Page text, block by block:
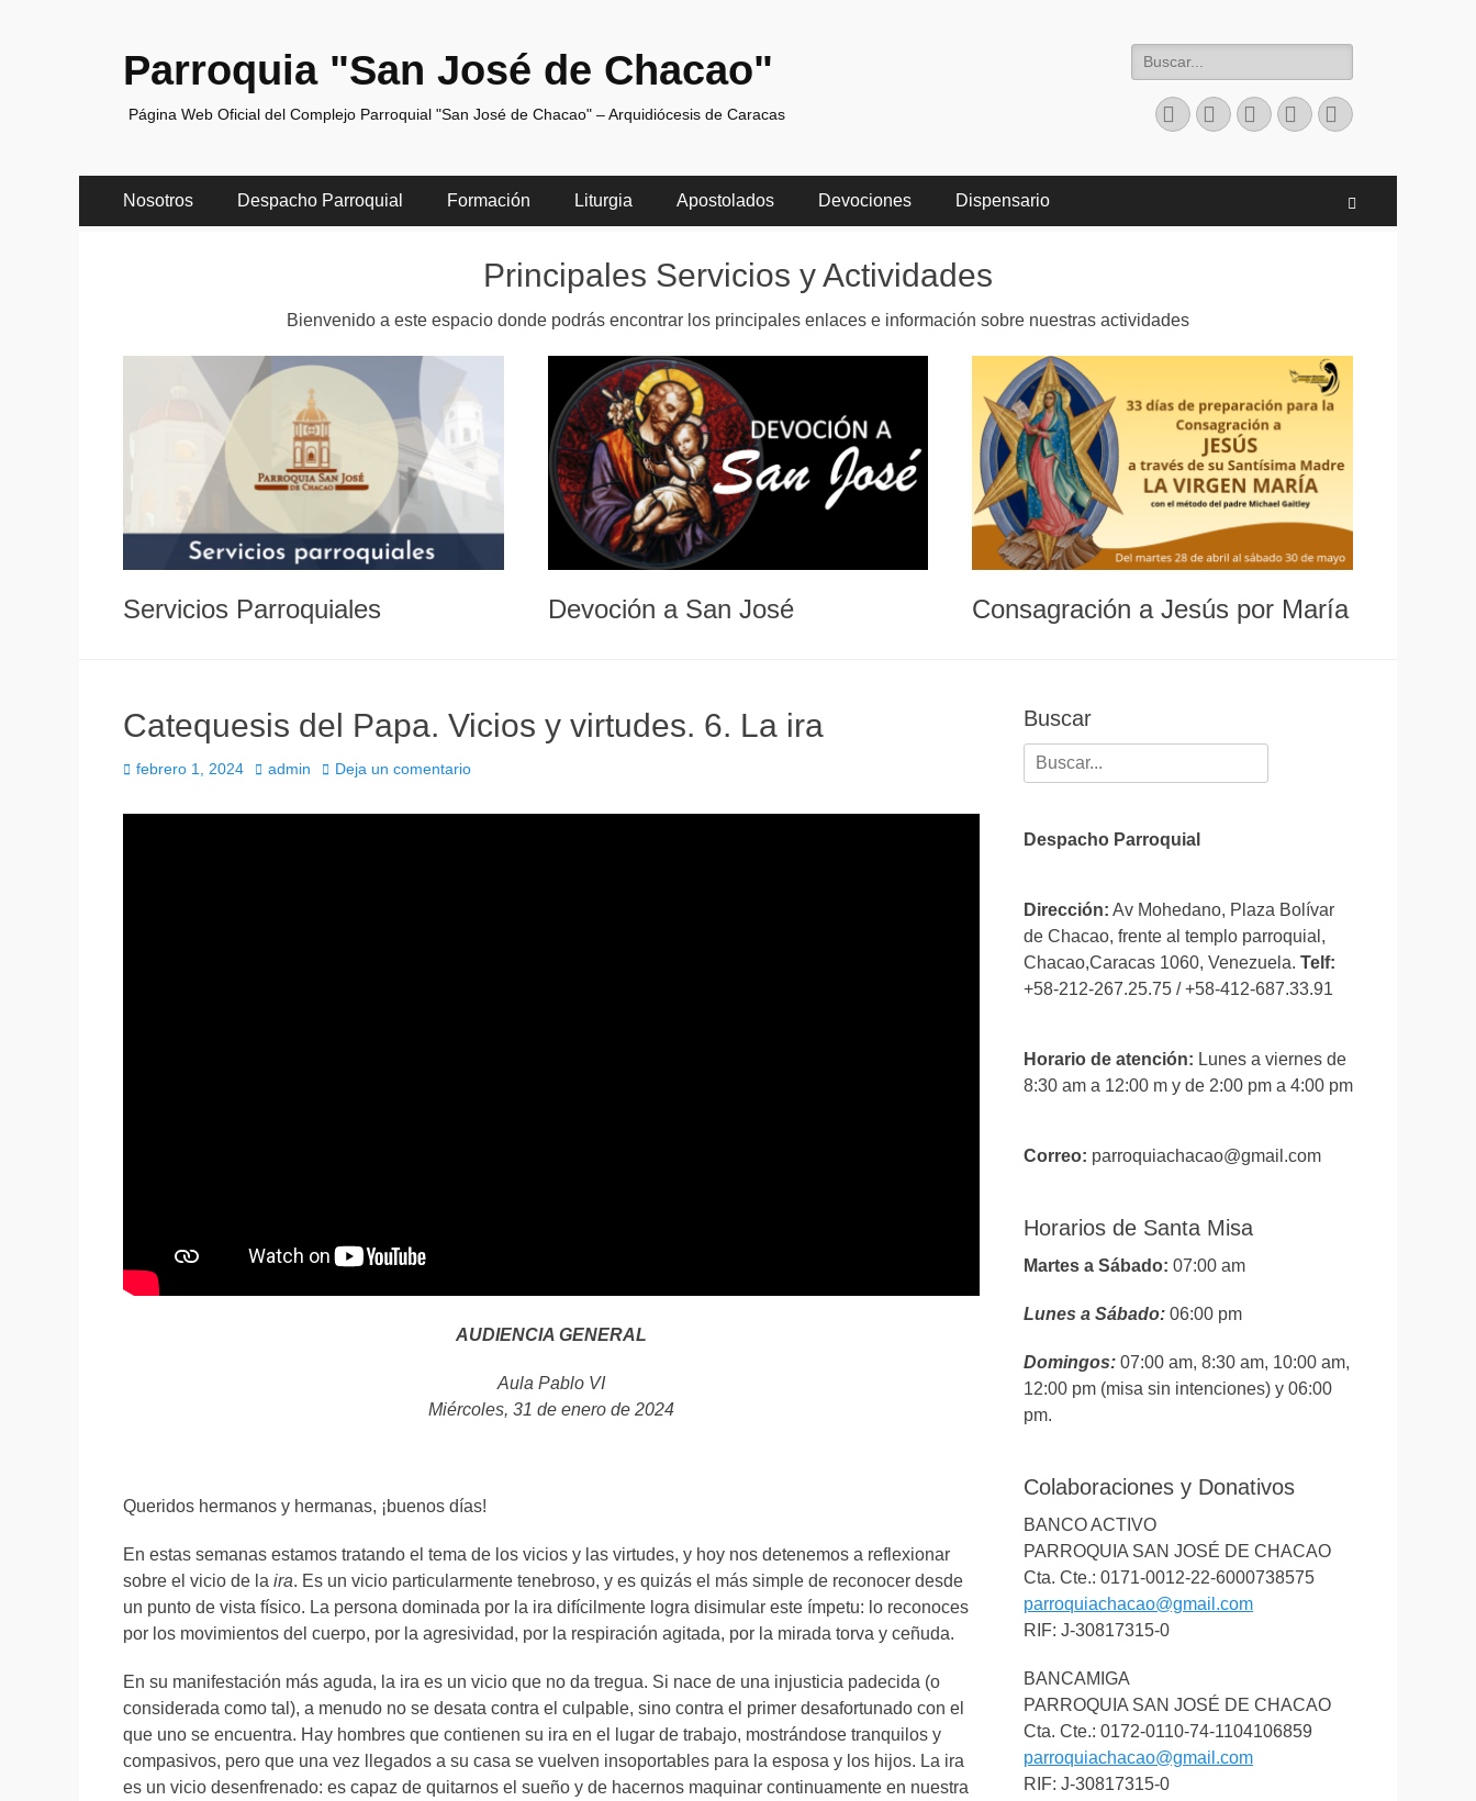
Parroquia "San José de Chacao"
Página Web Oficial del Complejo Parroquial "San José de Chacao" – Arquidiócesis de Caracas
Buscar:
Facebook
TwitterCorreo
electrónico
InstagramTeléfono
Menú
principal
Nosotros Despacho Parroquial Formación Liturgia Apostolados Devociones Dispensario
Principales Servicios y Actividades
Bienvenido a este espacio donde podrás encontrar los principales enlaces e información sobre nuestras actividades
Servicios Parroquiales Devoción a San José Consagración a Jesús por María
Catequesis del Papa. Vicios y virtudes. 6. La ira
Publicado
febrero 1, 2024 Autor
admin Deja un comentario
AUDIENCIA GENERAL
Aula Pablo VI
Miércoles, 31 de enero de 2024
Queridos hermanos y hermanas, ¡buenos días!
En estas semanas estamos tratando el tema de los vicios y las virtudes, y hoy nos detenemos a reflexionar
sobre el vicio de la ira. Es un vicio particularmente tenebroso, y es quizás el más simple de reconocer desde
un punto de vista físico. La persona dominada por la ira difícilmente logra disimular este ímpetu: lo reconoces
por los movimientos del cuerpo, por la agresividad, por la respiración agitada, por la mirada torva y ceñuda.
En su manifestación más aguda, la ira es un vicio que no da tregua. Si nace de una injusticia padecida (o
considerada como tal), a menudo no se desata contra el culpable, sino contra el primer desafortunado con el
que uno se encuentra. Hay hombres que contienen su ira en el lugar de trabajo, mostrándose tranquilos y
compasivos, pero que una vez llegados a su casa se vuelven insoportables para la esposa y los hijos. La ira
es un vicio desenfrenado: es capaz de quitarnos el sueño y de hacernos maquinar continuamente en nuestra
Buscar
Buscar:
Despacho Parroquial
Dirección: Av Mohedano, Plaza Bolívar
de Chacao, frente al templo parroquial,
Chacao,Caracas 1060, Venezuela. Telf:
+58-212-267.25.75 / +58-412-687.33.91
Horario de atención: Lunes a viernes de
8:30 am a 12:00 m y de 2:00 pm a 4:00 pm
Correo: parroquiachacao@gmail.com
Horarios de Santa Misa
Martes a Sábado: 07:00 am
Lunes a Sábado: 06:00 pm
Domingos: 07:00 am, 8:30 am, 10:00 am,
12:00 pm (misa sin intenciones) y 06:00
pm.
Colaboraciones y Donativos
BANCO ACTIVO
PARROQUIA SAN JOSÉ DE CHACAO
Cta. Cte.: 0171-0012-22-6000738575
parroquiachacao@gmail.com
RIF: J-30817315-0
BANCAMIGA
PARROQUIA SAN JOSÉ DE CHACAO
Cta. Cte.: 0172-0110-74-1104106859
parroquiachacao@gmail.com
RIF: J-30817315-0